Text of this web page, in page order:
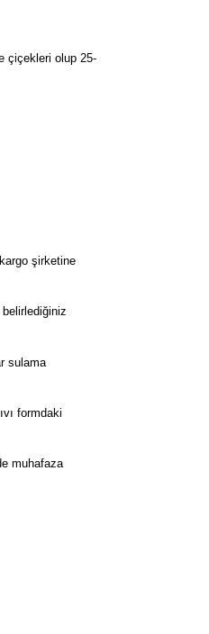
çiçekleri olup 25-
şirketine
belirlediğiniz
sulama
formdaki
muhafaza